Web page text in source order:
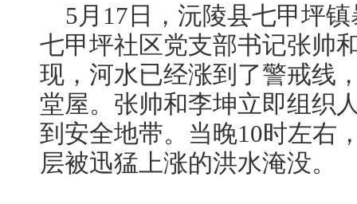
5月17日，沅陵县七甲坪
七甲坪社区党支部书记张帅
现，河水已经涨到了警戒线
堂屋。张帅和李坤立即组织
到安全地带。当晚10时左右
层被迅猛上涨的洪水淹没。